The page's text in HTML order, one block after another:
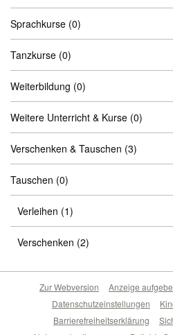
Sprachkurse (0)
Tanzkurse (0)
Weiterbildung (0)
Weitere Unterricht & Kurse (0)
Verschenken & Tauschen (3)
Tauschen (0)
Verleihen (1)
Verschenken (2)
Zur Webversion Anzeige
Datenschutzeinstellungen
Barrierefreiheitserklärung